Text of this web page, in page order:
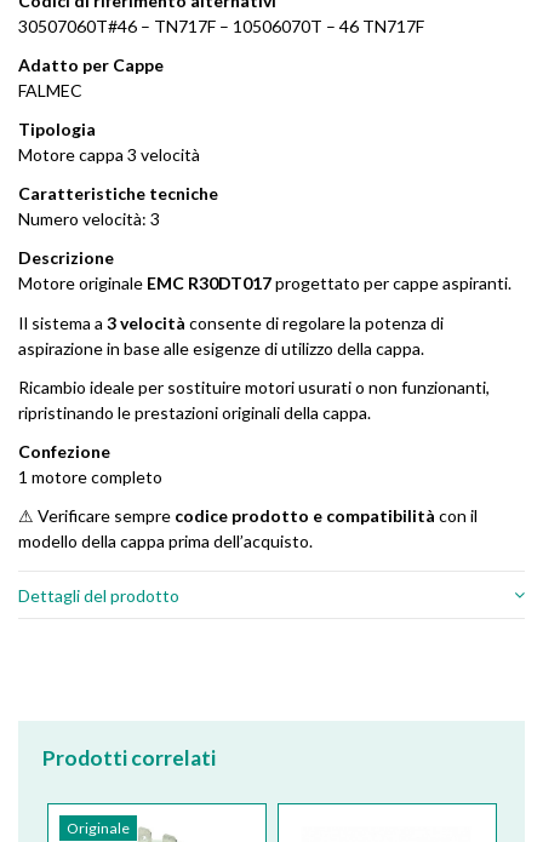
30507060T#46 – TN717F – 10506070T – 46 TN717F
Adatto per Cappe
FALMEC
Tipologia
Motore cappa 3 velocità
Caratteristiche tecniche
Numero velocità: 3
Descrizione
Motore originale EMC R30DT017progettato per cappe aspiranti.
Il sistema a 3 velocità consente di regolare la potenza di
aspirazione in base alle esigenze di utilizzo della cappa.
Ricambio ideale per sostituire motori usurati o non funzionanti,
ripristinando le prestazioni originali della cappa.
Confezione
1 motore completo
⚠ Verificare sempre codice prodotto e compatibilità con il
modello della cappa prima dell’acquisto.
Dettagli del prodotto
Prodotti correlati
Originale